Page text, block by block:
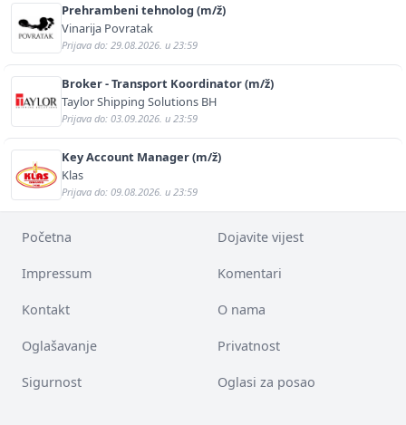
Prehrambeni tehnolog (m/ž)
Vinarija Povratak
Prijava do: 29.08.2026. u 23:59
Broker - Transport Koordinator (m/ž)
Taylor Shipping Solutions BH
Prijava do: 03.09.2026. u 23:59
Key Account Manager (m/ž)
Klas
Prijava do: 09.08.2026. u 23:59
Početna Dojavite vijest
Impressum Komentari
Kontakt O nama
Oglašavanje Privatnost
Sigurnost Oglasi za posao